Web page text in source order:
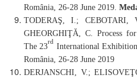
România, 26-28 June 2019.
TODERAŞ,I.;
GHEORGHIŢĂ, C. Process
The 23
rd
International
România, 26-28 June 2019
DERJANSCHI, V.;